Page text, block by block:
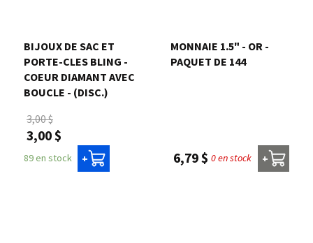
BIJOUX DE SAC ET
PORTE-CLES BLING -
COEUR DIAMANT AVEC
BOUCLE - (DISC.)
3,00 $
3,00 $
89 en stock +
MONNAIE 1.5" - OR -
PAQUET DE 144
6,79 $ 0 en stock +